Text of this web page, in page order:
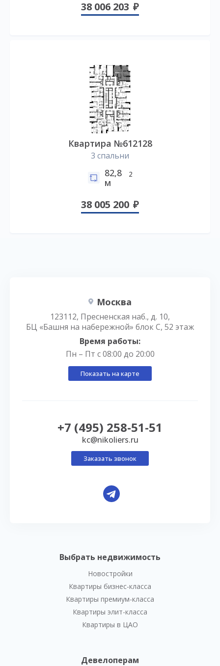
38 006 203
Квартира №612128
3 спальни
82,8
м
2
38 005 200
Выбрать недвижимость
Новостройки
Квартиры бизнес-класса
Квартиры премиум-класса
Квартиры элит-класса
Квартиры в ЦАО
Девелоперам
Москва
123112, Пресненская наб., д. 10,
БЦ «Башня на набережной» блок С, 52 этаж
Время работы:
Пн – Пт с 08:00 до 20:00
Показать на карте
+7 (495) 258-51-51
kc@nikoliers.ru
Заказать звонок